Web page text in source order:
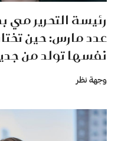
رئيسة التحرير مي
عدد مارس: حين
نفسها تولد من
وجهة نظر